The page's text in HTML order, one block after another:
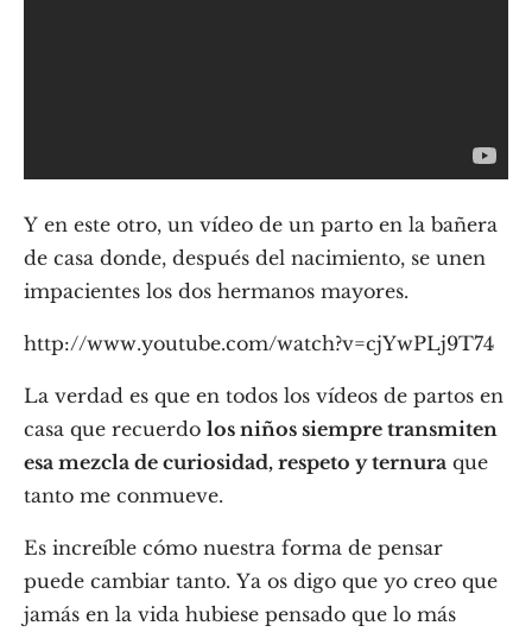
Y en este otro, un vídeo de un parto en la bañera
de casa donde, después del nacimiento, se unen
impacientes los dos hermanos mayores.
http://www.youtube.com/watch?v=cjYwPLj9T74
La verdad es que en todos los vídeos de partos en
casa que recuerdo los niños siempre transmiten
esa mezcla de curiosidad, respeto y ternura que
tanto me conmueve.
Es increíble cómo nuestra forma de pensar
puede cambiar tanto. Ya os digo que yo creo que
jamás en la vida hubiese pensado que lo más